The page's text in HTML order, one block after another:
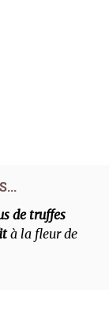
de truffes
à la fleur de